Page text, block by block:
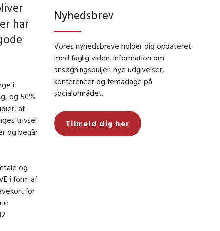
har
i
og 50%
at
trivsel
og begår
og
i form af
for
Nyhedsbrev
Vores nyhedsbreve holder dig opdateret
med faglig viden, information om
ansøgningspuljer, nye udgivelser,
konferencer og temadage på
socialområdet.
Tilmeld dig her